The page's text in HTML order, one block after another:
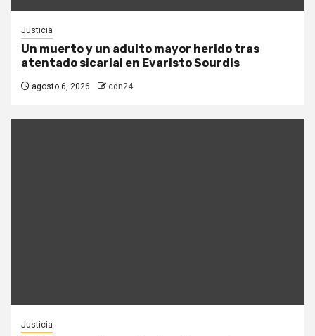
Justicia
Un muerto y un adulto mayor herido tras
atentado sicarial en Evaristo Sourdis
agosto 6, 2026 cdn24
Justicia